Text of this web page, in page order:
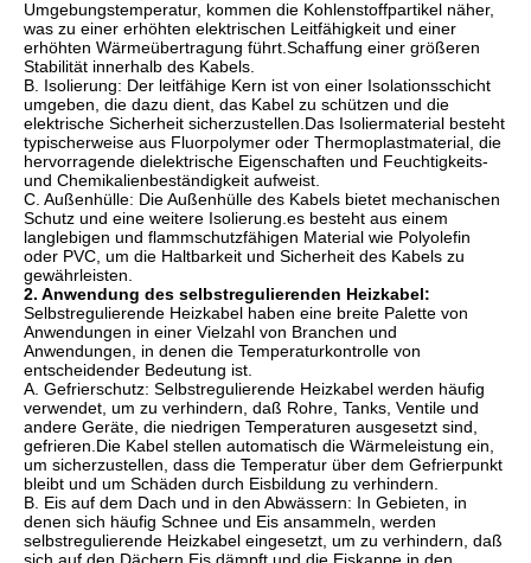
Umgebungstemperatur, kommen die Kohlenstoffpartikel näher,
was zu einer erhöhten elektrischen Leitfähigkeit und einer
erhöhten Wärmeübertragung führt.Schaffung einer größeren
Stabilität innerhalb des Kabels.
B. Isolierung: Der leitfähige Kern ist von einer Isolationsschicht
umgeben, die dazu dient, das Kabel zu schützen und die
elektrische Sicherheit sicherzustellen.Das Isoliermaterial besteht
typischerweise aus Fluorpolymer oder Thermoplastmaterial, die
hervorragende dielektrische Eigenschaften und Feuchtigkeits-
und Chemikalienbeständigkeit aufweist.
C. Außenhülle: Die Außenhülle des Kabels bietet mechanischen
Schutz und eine weitere Isolierung.es besteht aus einem
langlebigen und flammschutzfähigen Material wie Polyolefin
oder PVC, um die Haltbarkeit und Sicherheit des Kabels zu
gewährleisten.
2. Anwendung des selbstregulierenden Heizkabel:
Selbstregulierende Heizkabel haben eine breite Palette von
Anwendungen in einer Vielzahl von Branchen und
Anwendungen, in denen die Temperaturkontrolle von
entscheidender Bedeutung ist.
A. Gefrierschutz: Selbstregulierende Heizkabel werden häufig
verwendet, um zu verhindern, daß Rohre, Tanks, Ventile und
andere Geräte, die niedrigen Temperaturen ausgesetzt sind,
gefrieren.Die Kabel stellen automatisch die Wärmeleistung ein,
um sicherzustellen, dass die Temperatur über dem Gefrierpunkt
bleibt und um Schäden durch Eisbildung zu verhindern.
B. Eis auf dem Dach und in den Abwässern: In Gebieten, in
denen sich häufig Schnee und Eis ansammeln, werden
selbstregulierende Heizkabel eingesetzt, um zu verhindern, daß